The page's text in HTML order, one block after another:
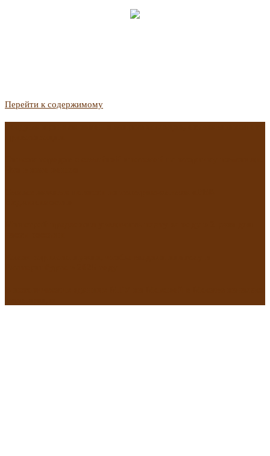
Перейти к содержимому